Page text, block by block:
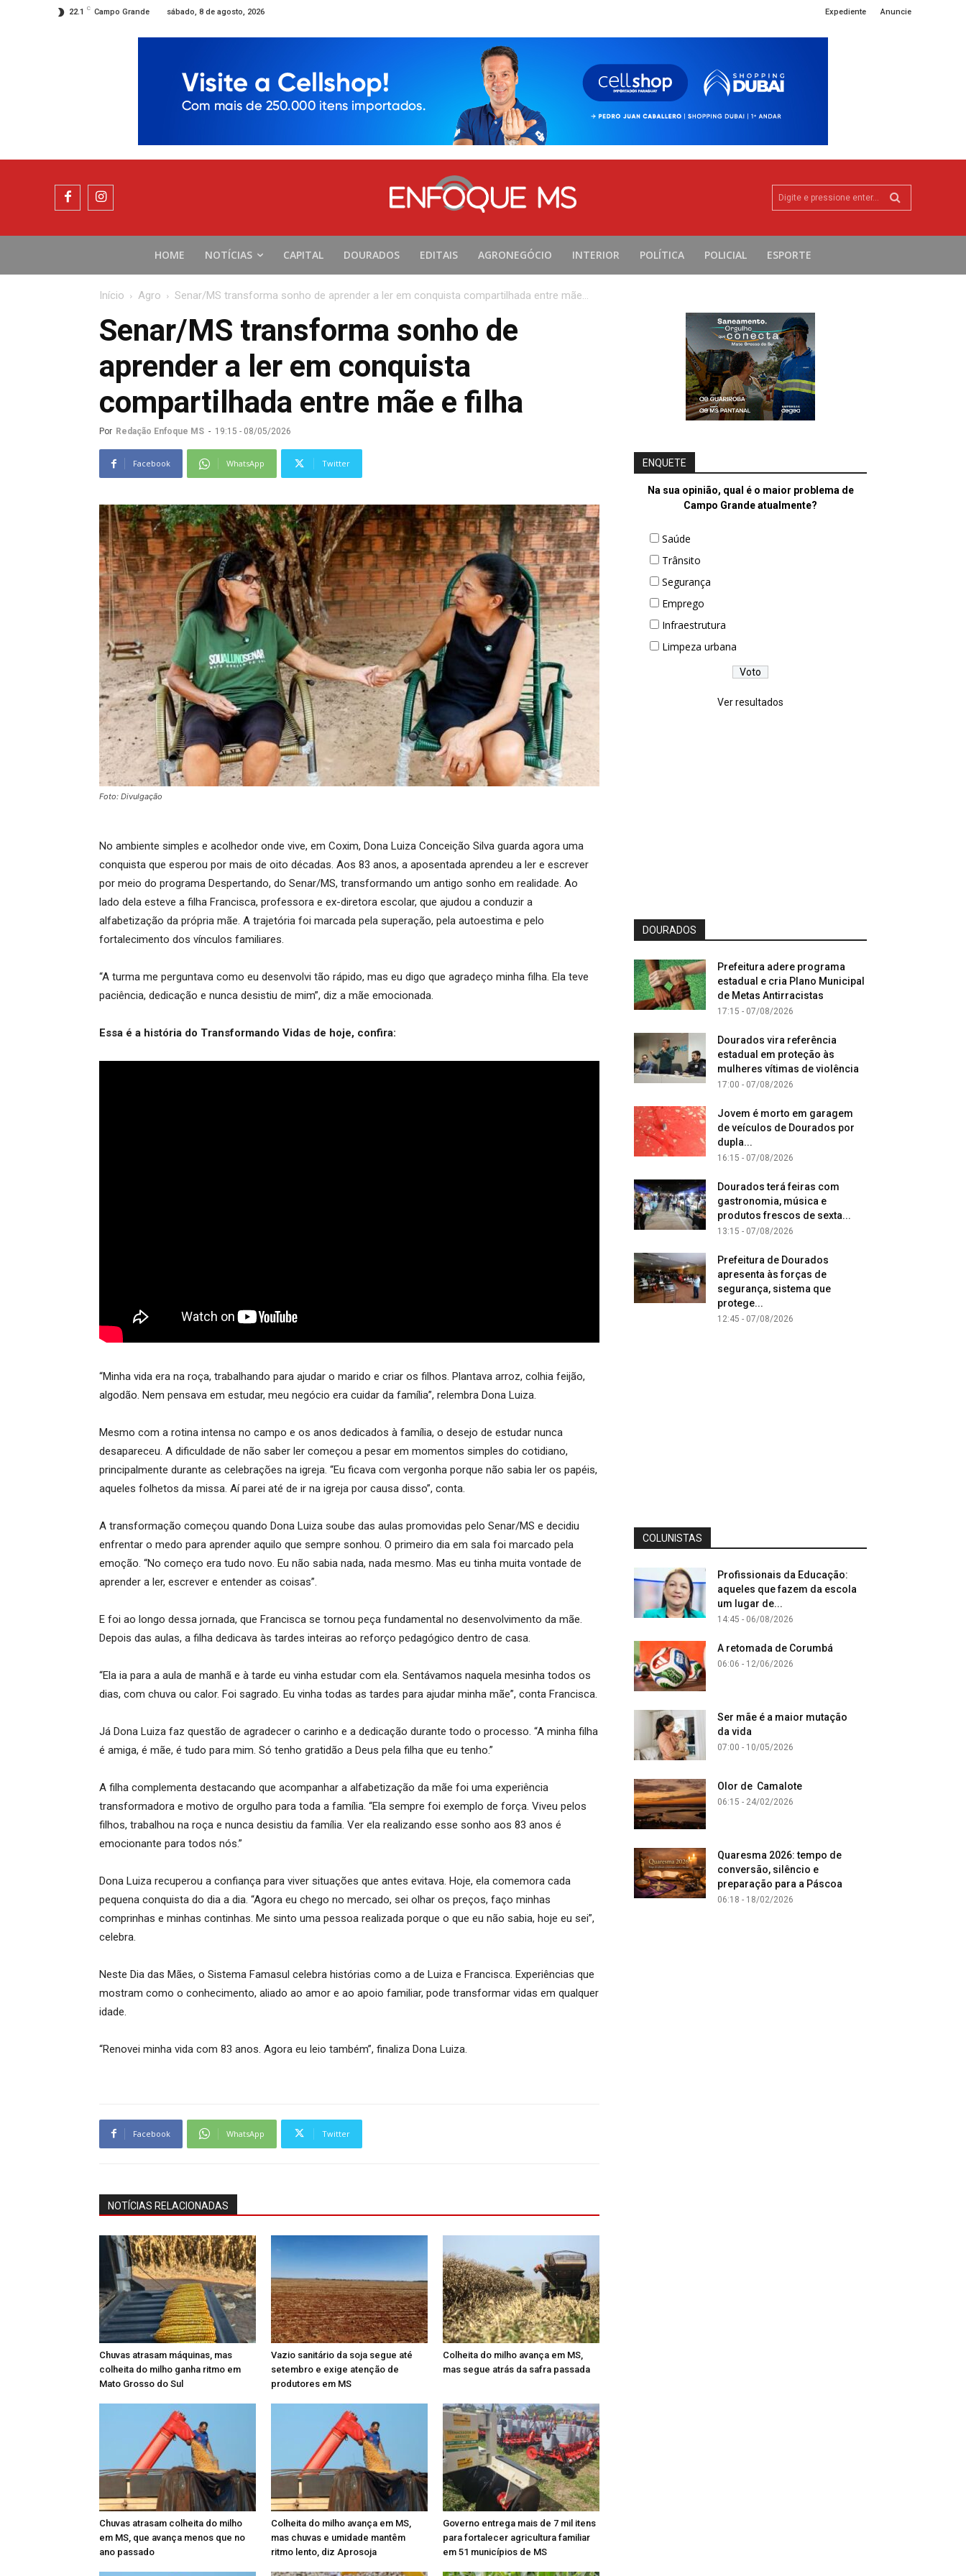
22.1 C Campo Grande sábado, 8 de agosto, 2026 Expediente Anuncie
Digite e pressione enter...
HOME NOTÍCIAS CAPITAL DOURADOS EDITAIS AGRONEGÓCIO INTERIOR POLÍTICA POLICIAL ESPORTE
Início Agro Senar/MS transforma sonho de aprender a ler em conquista compartilhada entre mãe...
Senar/MS transforma sonho de
aprender a ler em conquista
compartilhada entre mãe e filha
Por Redação Enfoque MS - 19:15 - 08/05/2026
Facebook WhatsApp Twitter
Foto: Divulgação
No ambiente simples e acolhedor onde vive, em Coxim, Dona Luiza Conceição Silva guarda agora uma
conquista que esperou por mais de oito décadas. Aos 83 anos, a aposentada aprendeu a ler e escrever
por meio do programa Despertando, do Senar/MS, transformando um antigo sonho em realidade. Ao
lado dela esteve a filha Francisca, professora e ex-diretora escolar, que ajudou a conduzir a
alfabetização da própria mãe. A trajetória foi marcada pela superação, pela autoestima e pelo
fortalecimento dos vínculos familiares.
“A turma me perguntava como eu desenvolvi tão rápido, mas eu digo que agradeço minha filha. Ela teve
paciência, dedicação e nunca desistiu de mim”, diz a mãe emocionada.
Essa é a história do Transformando Vidas de hoje, confira:
“Minha vida era na roça, trabalhando para ajudar o marido e criar os filhos. Plantava arroz, colhia feijão,
algodão. Nem pensava em estudar, meu negócio era cuidar da família”, relembra Dona Luiza.
Mesmo com a rotina intensa no campo e os anos dedicados à família, o desejo de estudar nunca
desapareceu. A dificuldade de não saber ler começou a pesar em momentos simples do cotidiano,
principalmente durante as celebrações na igreja. “Eu ficava com vergonha porque não sabia ler os papéis,
aqueles folhetos da missa. Aí parei até de ir na igreja por causa disso”, conta.
A transformação começou quando Dona Luiza soube das aulas promovidas pelo Senar/MS e decidiu
enfrentar o medo para aprender aquilo que sempre sonhou. O primeiro dia em sala foi marcado pela
emoção. “No começo era tudo novo. Eu não sabia nada, nada mesmo. Mas eu tinha muita vontade de
aprender a ler, escrever e entender as coisas”.
E foi ao longo dessa jornada, que Francisca se tornou peça fundamental no desenvolvimento da mãe.
Depois das aulas, a filha dedicava às tardes inteiras ao reforço pedagógico dentro de casa.
“Ela ia para a aula de manhã e à tarde eu vinha estudar com ela. Sentávamos naquela mesinha todos os
dias, com chuva ou calor. Foi sagrado. Eu vinha todas as tardes para ajudar minha mãe”, conta Francisca.
Já Dona Luiza faz questão de agradecer o carinho e a dedicação durante todo o processo. “A minha filha
é amiga, é mãe, é tudo para mim. Só tenho gratidão a Deus pela filha que eu tenho.”
A filha complementa destacando que acompanhar a alfabetização da mãe foi uma experiência
transformadora e motivo de orgulho para toda a família. “Ela sempre foi exemplo de força. Viveu pelos
filhos, trabalhou na roça e nunca desistiu da família. Ver ela realizando esse sonho aos 83 anos é
emocionante para todos nós.”
Dona Luiza recuperou a confiança para viver situações que antes evitava. Hoje, ela comemora cada
pequena conquista do dia a dia. “Agora eu chego no mercado, sei olhar os preços, faço minhas
comprinhas e minhas continhas. Me sinto uma pessoa realizada porque o que eu não sabia, hoje eu sei”,
celebra.
Neste Dia das Mães, o Sistema Famasul celebra histórias como a de Luiza e Francisca. Experiências que
mostram como o conhecimento, aliado ao amor e ao apoio familiar, pode transformar vidas em qualquer
idade.
“Renovei minha vida com 83 anos. Agora eu leio também”, finaliza Dona Luiza.
Facebook WhatsApp Twitter
NOTÍCIAS RELACIONADAS
Chuvas atrasam máquinas, mas
colheita do milho ganha ritmo em
Mato Grosso do Sul
Vazio sanitário da soja segue até
setembro e exige atenção de
produtores em MS
Colheita do milho avança em MS,
mas segue atrás da safra passada
Chuvas atrasam colheita do milho
em MS, que avança menos que no
ano passado
Colheita do milho avança em MS,
mas chuvas e umidade mantêm
ritmo lento, diz Aprosoja
Governo entrega mais de 7 mil itens
para fortalecer agricultura familiar
em 51 municípios de MS
ENQUETE
Na sua opinião, qual é o maior problema de
Campo Grande atualmente?
Saúde
Trânsito
Segurança
Emprego
Infraestrutura
Limpeza urbana
Ver resultados
DOURADOS
Prefeitura adere programa
estadual e cria Plano Municipal
de Metas Antirracistas
17:15 - 07/08/2026
Dourados vira referência
estadual em proteção às
mulheres vítimas de violência
17:00 - 07/08/2026
Jovem é morto em garagem
de veículos de Dourados por
dupla...
16:15 - 07/08/2026
Dourados terá feiras com
gastronomia, música e
produtos frescos de sexta...
13:15 - 07/08/2026
Prefeitura de Dourados
apresenta às forças de
segurança, sistema que
protege...
12:45 - 07/08/2026
COLUNISTAS
Profissionais da Educação:
aqueles que fazem da escola
um lugar de...
14:45 - 06/08/2026
A retomada de Corumbá
06:06 - 12/06/2026
Ser mãe é a maior mutação
da vida
07:00 - 10/05/2026
Olor de Camalote
06:15 - 24/02/2026
Quaresma 2026: tempo de
conversão, silêncio e
preparação para a Páscoa
06:18 - 18/02/2026